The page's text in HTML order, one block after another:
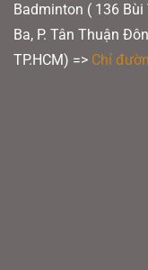
Badminton ( 136 Bùi
Ba, P. Tân Thuận
TP.HCM) => Chỉ